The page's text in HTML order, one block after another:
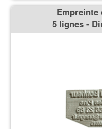
Empreinte
5 lignes -